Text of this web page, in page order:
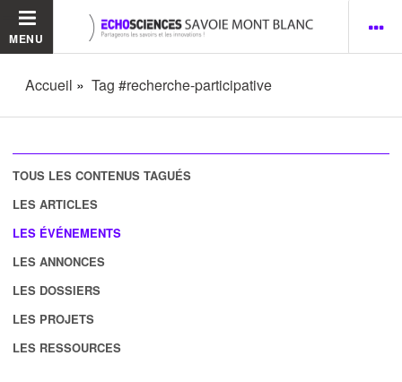
MENU
Accueil Tag #recherche-participative
TOUS LES CONTENUS TAGUÉS
LES ARTICLES
LES ÉVÉNEMENTS
LES ANNONCES
LES DOSSIERS
LES PROJETS
LES RESSOURCES